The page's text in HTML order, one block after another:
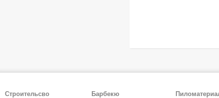
Строительсво
Барбекю